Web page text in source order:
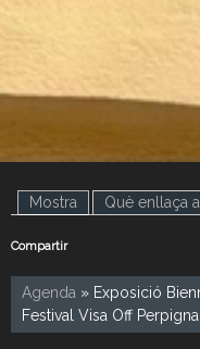
Mostra (pestanya activa)
Què enllaça
Compartir
Agenda » Exposició
Festival Visa Off